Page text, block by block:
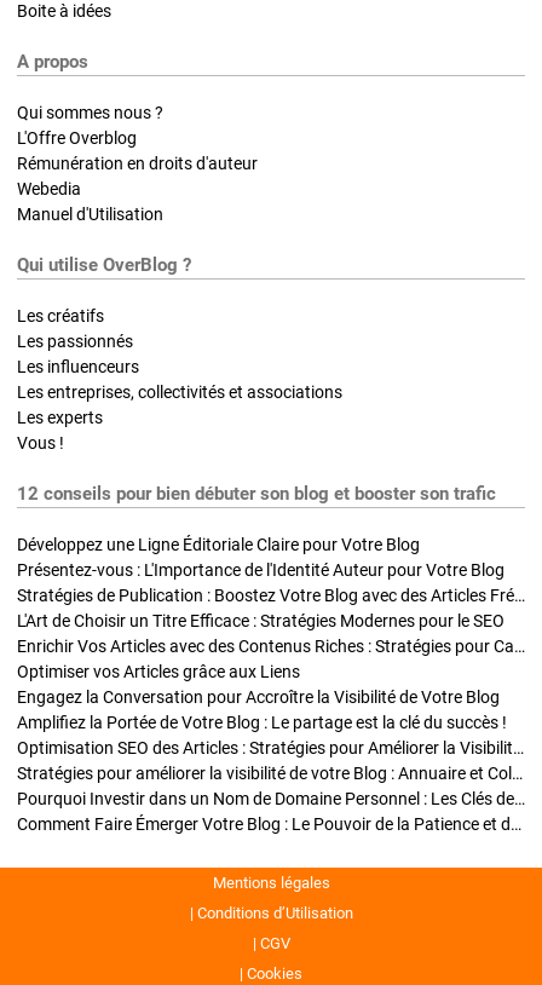
Boite à idées
A propos
Qui sommes nous ?
L'Offre Overblog
Rémunération en droits d'auteur
Webedia
Manuel d'Utilisation
Qui utilise OverBlog ?
Les créatifs
Les passionnés
Les influenceurs
Les entreprises, collectivités et associations
Les experts
Vous !
12 conseils pour bien débuter son blog et booster son trafic
Développez une Ligne Éditoriale Claire pour Votre Blog
Présentez-vous : L'Importance de l'Identité Auteur pour Votre Blog
Stratégies de Publication : Boostez Votre Blog avec des Articles Fréquents et Exclusifs
L'Art de Choisir un Titre Efficace : Stratégies Modernes pour le SEO
Enrichir Vos Articles avec des Contenus Riches : Stratégies pour Captiver et Optimiser
Optimiser vos Articles grâce aux Liens
Engagez la Conversation pour Accroître la Visibilité de Votre Blog
Amplifiez la Portée de Votre Blog : Le partage est la clé du succès !
Optimisation SEO des Articles : Stratégies pour Améliorer la Visibilité de Votre Blog
Stratégies pour améliorer la visibilité de votre Blog : Annuaire et Collaborations
Pourquoi Investir dans un Nom de Domaine Personnel : Les Clés de la Réussite de Votre Blog
Comment Faire Émerger Votre Blog : Le Pouvoir de la Patience et de la Persévérance
Mentions légales
Conditions d’Utilisation
CGV
Cookies